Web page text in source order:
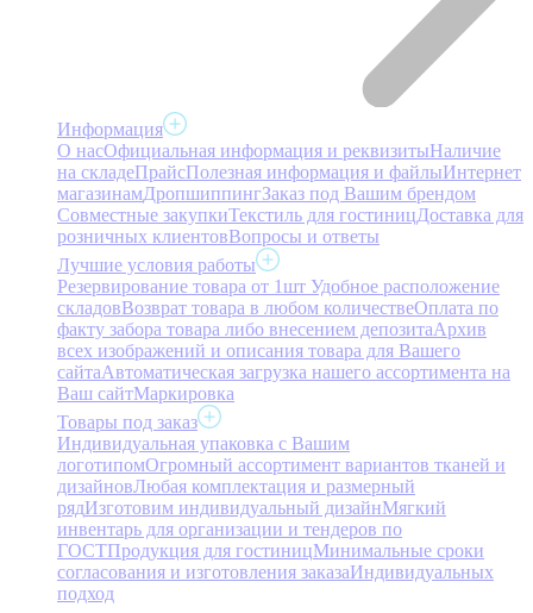
Информация
О насОфициальная информация и реквизитыНаличие
на складеПрайсПолезная информация и файлыИнтернет
магазинамДропшиппингЗаказ под Вашим брендом
Совместные закупкиТекстиль для гостиницДоставка для
розничных клиентовВопросы и ответы
Лучшие условия работы
Резервирование товара от 1шт Удобное расположение
складовВозврат товара в любом количествеОплата по
факту забора товара либо внесением депозитаАрхив
всех изображений и описания товара для Вашего
сайтаАвтоматическая загрузка нашего ассортимента на
Ваш сайтМаркировка
Товары под заказ
Индивидуальная упаковка с Вашим
логотипомОгромный ассортимент вариантов тканей и
дизайновЛюбая комплектация и размерный
рядИзготовим индивидуальный дизайнМягкий
инвентарь для организации и тендеров по
ГОСТПродукция для гостиницМинимальные сроки
согласования и изготовления заказаИндивидуальных
подход